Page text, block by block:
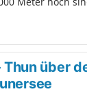
Platte
praktische
nur eine
steht eine
über